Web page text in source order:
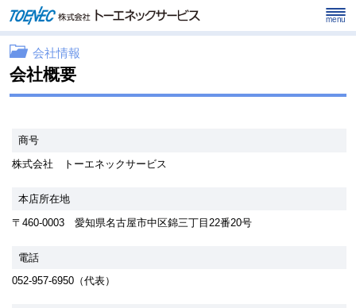
menu
会社情報
会社概要
商号
株式会社 トーエネックサービス
本店所在地
〒460-0003 愛知県名古屋市中区錦三丁目22番20号
電話
052-957-6950（代表）